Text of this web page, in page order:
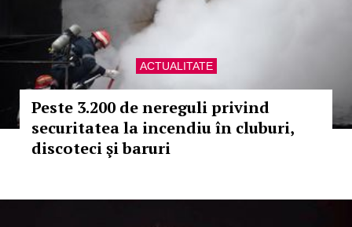
ACTUALITATE
Peste 3.200 de nereguli privind
securitatea la incendiu în cluburi,
discoteci şi baruri